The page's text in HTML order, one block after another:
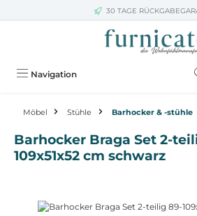
Zum Hauptinhalt springen30 TAGE
Navigation
Möbel Stühle Barhocker & -stühle
Barhocker Braga Set 2-
109x51x52 cm schwarz
Bildergalerie überspringen